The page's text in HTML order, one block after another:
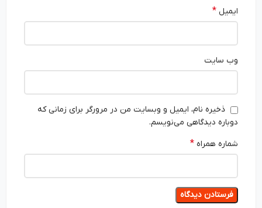
ایمیل*
وب‌ سایت
ذخیره نام، ایمیل و وبسایت من در مرورگر برای زمانی که
دوباره دیدگاهی می‌نویسم.
شماره همراه*